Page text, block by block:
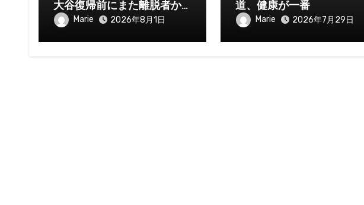
大谷復帰前にまた離脱者か…
Marie 2026年8月1日
道、健康が一番
Marie 2026年7月29日